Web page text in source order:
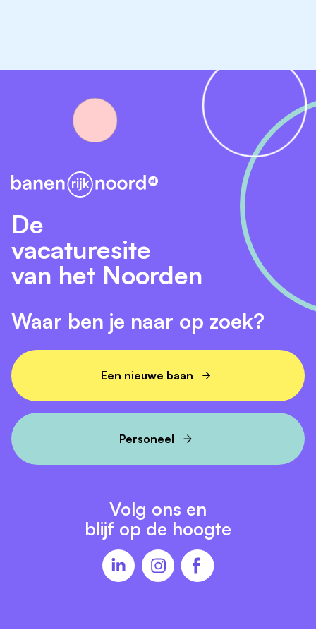
De
vacaturesite
van het Noorden
Waar ben je naar op zoek?
Een nieuwe baan
Personeel
Volg ons en
blijf op de hoogte